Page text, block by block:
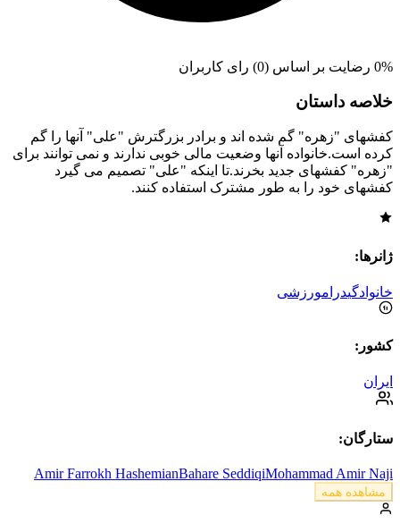
0% رضایت بر اساس (0) رای کاربران
خلاصه داستان
کفشهای "زهره" گم شده اند و برادر بزرگترش "علی" آنها را گم
کرده است.خانواده آنها وضعیت مالی خوبی ندارند و نمی توانند برای
"زهره" کفشهای جدید بخرند.تا اینکه "علی" تصمیم می گیرد
کفشهای خود را به طور مشترک استفاده کنند.
ژانرها:
خانوادگیدرامورزشی
کشور:
ایران
ستارگان:
Amir Farrokh HashemianBahare SeddiqiMohammad Amir Naji
مشاهده همه